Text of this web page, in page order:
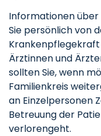
Informationen
Sie persönlich von
Ärztinnen und
sollten Sie, wenn
Familienkreis
an Einzelpersonen
Betreuung der
verlorengeht.